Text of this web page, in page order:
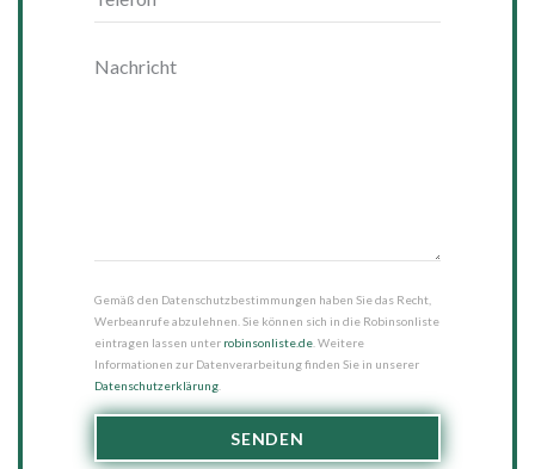
Gemäß den Datenschutzbestimmungen haben Sie das Recht,
Werbeanrufe abzulehnen. Sie können sich in die Robinsonliste
eintragen lassen unter robinsonliste.de . Weitere
Informationen zur Datenverarbeitung finden Sie in unserer
Datenschutzerklärung